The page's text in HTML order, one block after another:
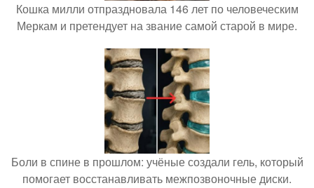
Кошка милли отпраздновала 146 лет по человеческим
Меркам и претендует на звание самой старой в мире.
Боли в спине в прошлом: учёные создали гель, который
помогает восстанавливать межпозвоночные диски.